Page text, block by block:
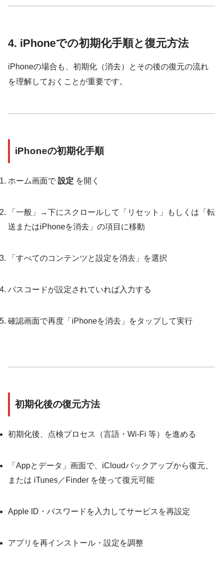
4. iPhoneでの初期化手順と復元方法
iPhoneの場合も、初期化（消去）とその後の復元の流れ
を理解しておくことが重要です。
iPhoneの初期化手順
ホーム画面で 設定 を開く
「一般」→下にスクロールして「リセット」もしくは「転
送またはiPhoneを消去」の項目に移動
「すべてのコンテンツと設定を消去」を選択
パスコードが設定されていれば入力する
確認画面で再度「iPhoneを消去」をタップして実行
初期化後の復元方法
初期化後、点検プロセス（言語・Wi-Fi 等）を進める
「Appとデータ」画面で、iCloudバックアップから復元、
または iTunes／Finder を使って復元可能
Apple ID・パスワードを入力してサービスを再設定
アプリを再インストール・設定を調整